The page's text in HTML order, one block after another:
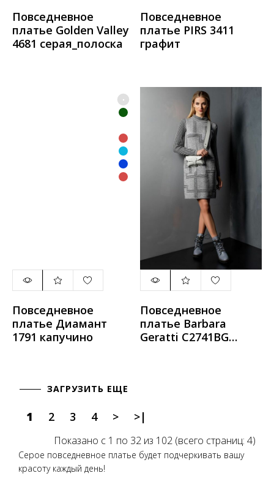
Повседневное
платье Golden Valley
4681 серая_полоска
Повседневное
платье PIRS 3411
графит
Повседневное
платье Диамант
1791 капучино
Повседневное
платье Barbara
Geratti С2741BG
ЗАГРУЗИТЬ ЕЩЕ
1 2 3 4 > >|
Показано с 1 по 32 из 102 (всего страниц: 4)
Серое повседневное платье будет подчеркивать вашу
красоту каждый день!